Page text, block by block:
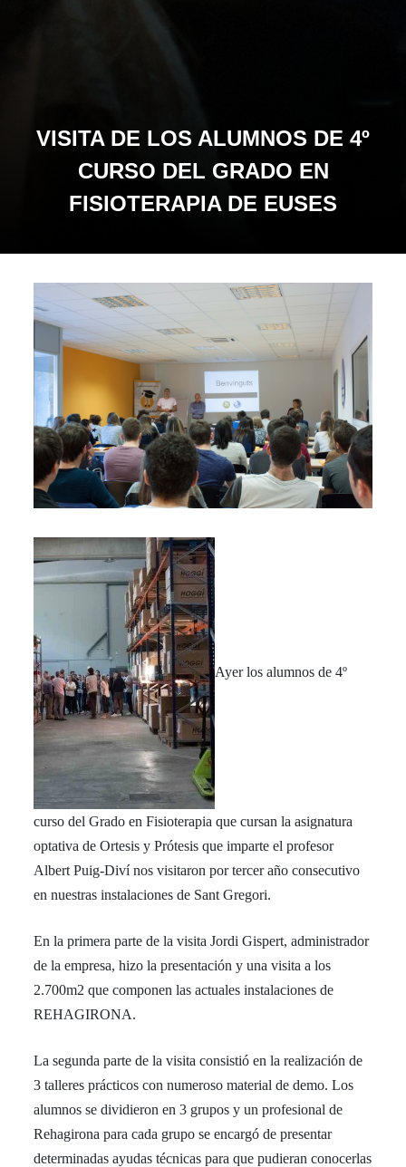
VISITA DE LOS ALUMNOS DE 4º
CURSO DEL GRADO EN
FISIOTERAPIA DE EUSES
Ayer los alumnos de 4º
curso del Grado en Fisioterapia que cursan la asignatura
optativa de Ortesis y Prótesis que imparte el profesor
Albert Puig-Diví nos visitaron por tercer año consecutivo
en nuestras instalaciones de Sant Gregori.
En la primera parte de la visita Jordi Gispert, administrador
de la empresa, hizo la presentación y una visita a los
2.700m2 que componen las actuales instalaciones de
REHAGIRONA.
La segunda parte de la visita consistió en la realización de
3 talleres prácticos con numeroso material de demo. Los
alumnos se dividieron en 3 grupos y un profesional de
Rehagirona para cada grupo se encargó de presentar
determinadas ayudas técnicas para que pudieran conocerlas